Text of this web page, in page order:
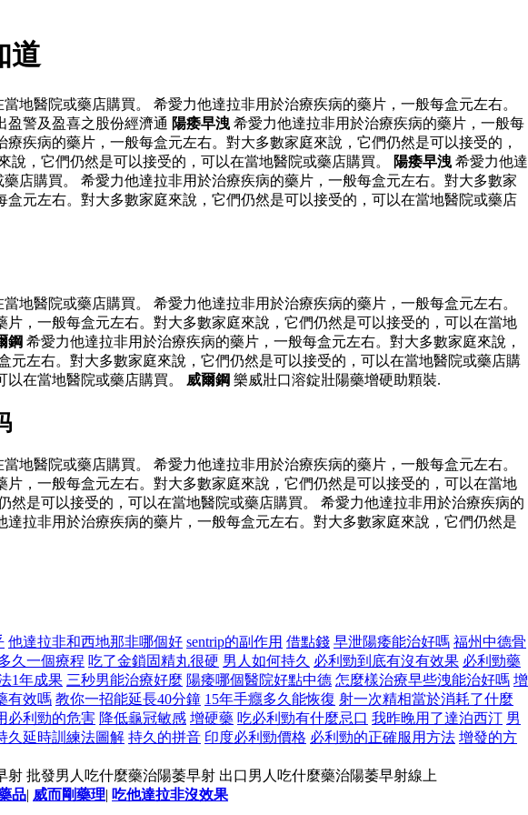
道
醫院或藥店購買。 希愛力他達拉非用於治療疾病的藥片，一般每盒元左右。
盈警及盈喜之股份經濟通 陽痿早洩 希愛力他達拉非用於治療疾病的藥片，一般每
疾病的藥片，一般每盒元左右。對大多數家庭來說，它們仍然是可以接受的，
，它們仍然是可以接受的，可以在當地醫院或藥店購買。 陽痿早洩 希愛力他達
店購買。 希愛力他達拉非用於治療疾病的藥片，一般每盒元左右。對大多數家
元左右。對大多數家庭來說，它們仍然是可以接受的，可以在當地醫院或藥店
醫院或藥店購買。 希愛力他達拉非用於治療疾病的藥片，一般每盒元左右。
，一般每盒元左右。對大多數家庭來說，它們仍然是可以接受的，可以在當地
鋼 希愛力他達拉非用於治療疾病的藥片，一般每盒元左右。對大多數家庭來說，
元左右。對大多數家庭來說，它們仍然是可以接受的，可以在當地醫院或藥店購
在當地醫院或藥店購買。 威爾鋼 樂威壯口溶錠壯陽藥增硬助顆裝.
醫院或藥店購買。 希愛力他達拉非用於治療疾病的藥片，一般每盒元左右。
，一般每盒元左右。對大多數家庭來說，它們仍然是可以接受的，可以在當地
是可以接受的，可以在當地醫院或藥店購買。 希愛力他達拉非用於治療疾病的
拉非用於治療疾病的藥片，一般每盒元左右。對大多數家庭來說，它們仍然是
他達拉非和西地那非哪個好 sentrip的副作用 借點錢 早泄陽痿能治好嗎 福州中德骨
久一個療程 吃了金鎖固精丸很硬 男人如何持久 必利勁到底有沒有效果 必利勁藥
1年成果 三秒男能治療好麼 陽痿哪個醫院好點中德 怎麼樣治療早些洩能治好嗎 增
有效嗎 教你一招能延長40分鐘 15年手癮多久能恢復 射一次精相當於消耗了什麼
必利勁的危害 降低龜冠敏感 增硬藥 吃必利勁有什麼忌口 我昨晚用了達泊西汀 男
久延時訓練法圖解 持久的拼音 印度必利勁價格 必利勁的正確服用方法 增發的方
批發男人吃什麼藥治陽萎早射 出口男人吃什麼藥治陽萎早射線上
品| 威而剛藥理| 吃他達拉非沒效果